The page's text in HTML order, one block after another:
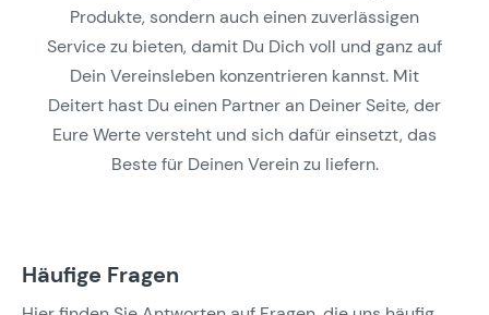
Produkte, sondern auch einen zuverlässigen
Service zu bieten, damit Du Dich voll und ganz auf
Dein Vereinsleben konzentrieren kannst. Mit
Deitert hast Du einen Partner an Deiner Seite, der
Eure Werte versteht und sich dafür einsetzt, das
Beste für Deinen Verein zu liefern.
Häufige Fragen